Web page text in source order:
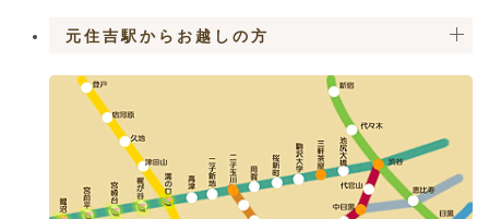
元住吉駅からお越しの方